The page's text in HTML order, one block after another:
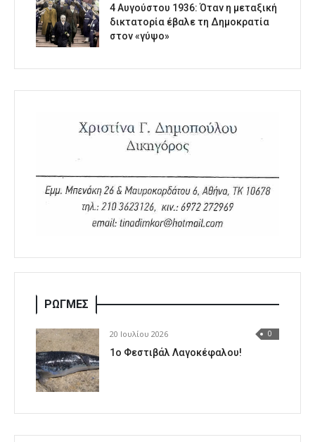
4 Αυγούστου 1936: Όταν η μεταξική
δικτατορία έβαλε τη Δημοκρατία
στον «γύψο»
ΡΩΓΜΕΣ
20 Ιουλίου 2026 0
1o Φεστιβάλ Λαγοκέφαλου!